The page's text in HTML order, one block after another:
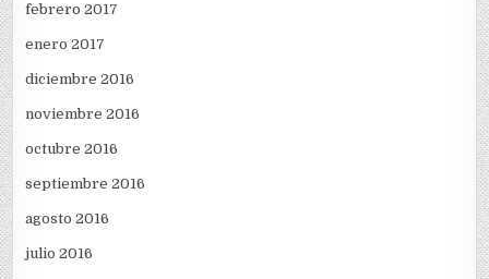
febrero 2017
enero 2017
diciembre 2016
noviembre 2016
octubre 2016
septiembre 2016
agosto 2016
julio 2016